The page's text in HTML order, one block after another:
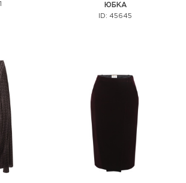
ЮБКА
ID: 45645